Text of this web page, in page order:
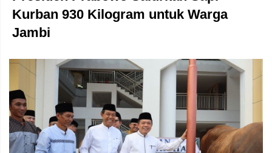
Kurban 930 Kilogram untuk Warga
Jambi